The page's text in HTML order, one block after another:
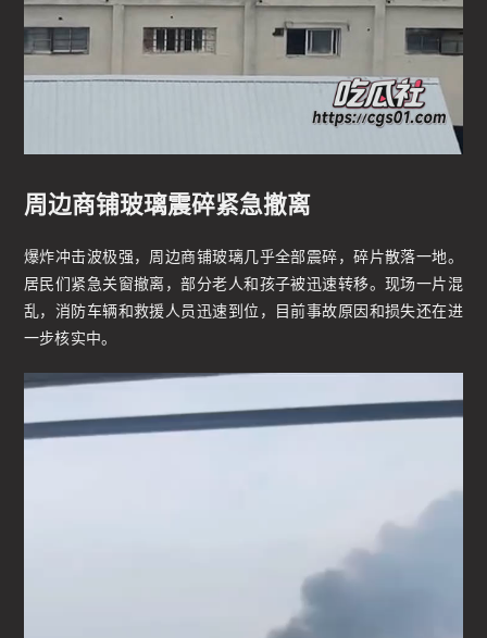
周边商铺玻璃震碎紧急撤离
爆炸冲击波极强，周边商铺玻璃几乎全部震碎，碎片散落一地。
居民们紧急关窗撤离，部分老人和孩子被迅速转移。现场一片混
乱，消防车辆和救援人员迅速到位，目前事故原因和损失还在进
一步核实中。